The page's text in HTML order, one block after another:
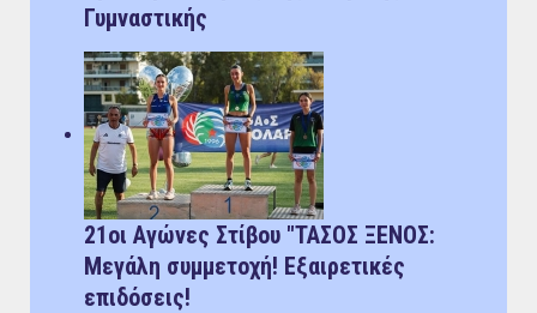
Γυμναστικής
21οι Αγώνες Στίβου "ΤΑΣΟΣ ΞΕΝΟΣ:
Μεγάλη συμμετοχή! Εξαιρετικές
επιδόσεις!